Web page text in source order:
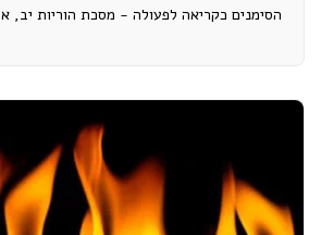
הסימנים כקריאה לפעולה - מסכת הוריות יב, א